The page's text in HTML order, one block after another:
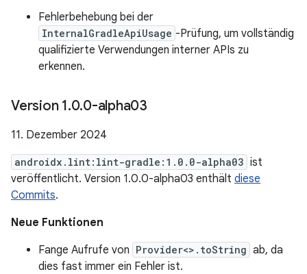
Fehlerbehebung bei der
InternalGradleApiUsage -Prüfung, um vollständig
qualifizierte Verwendungen interner APIs zu
erkennen.
Version 1.0.0-alpha03
11. Dezember 2024
androidx.lint:lint-gradle:1.0.0-alpha03 ist
veröffentlicht. Version 1.0.0-alpha03 enthält diese
Commits.
Neue Funktionen
Fange Aufrufe von Provider<>.toString ab, da
dies fast immer ein Fehler ist.